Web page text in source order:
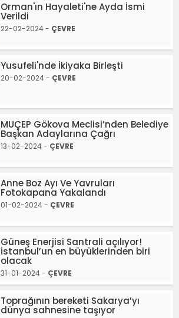
Orman'ın Hayaleti'ne Ayda İsmi
Verildi
22-02-2024 - ÇEVRE
Yusufeli'nde İkiyaka Birleşti
20-02-2024 - ÇEVRE
MUÇEP Gökova Meclisi’nden Belediye
Başkan Adaylarına Çağrı
13-02-2024 - ÇEVRE
Anne Boz Ayı Ve Yavruları
Fotokapana Yakalandı
01-02-2024 - ÇEVRE
Güneş Enerjisi Santrali açılıyor!
İstanbul’un en büyüklerinden biri
olacak
31-01-2024 - ÇEVRE
Toprağının bereketi Sakarya’yı
dünya sahnesine taşıyor